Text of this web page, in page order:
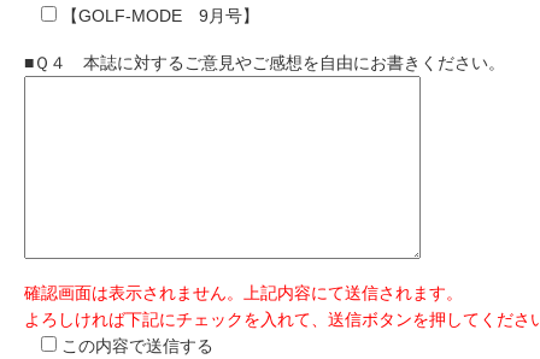
【GOLF-MODE 9月号】
■Ｑ４ 本誌に対するご意見やご感想を自由にお書きください。
確認画面は表示されません。上記内容にて送信されます。
よろしければ下記にチェックを入れて、送信ボタンを押してくださ
この内容で送信する